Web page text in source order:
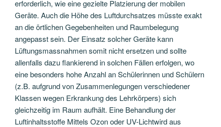
erforderlich, wie eine gezielte Platzierung der mobilen
Geräte. Auch die Höhe des Luftdurchsatzes müsste exakt
an die örtlichen Gegebenheiten und Raumbelegung
angepasst sein. Der Einsatz solcher Geräte kann
Lüftungsmassnahmen somit nicht ersetzen und sollte
allenfalls dazu flankierend in solchen Fällen erfolgen, wo
eine besonders hohe Anzahl an Schülerinnen und Schülern
(z.B. aufgrund von Zusammenlegungen verschiedener
Klassen wegen Erkrankung des Lehrkörpers) sich
gleichzeitig im Raum aufhält. Eine Behandlung der
Luftinhaltsstoffe Mittels Ozon oder UV-Lichtwird aus